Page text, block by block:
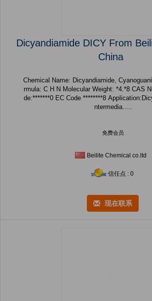
Dicyandiamide DICY From
China
Chemical Name: Dicyandiamide,
rmula: C H N Molecular Weight: *4.*8 CAS No.: *******5 HS Co
de:*******0 EC Code ********8 Application:Dicyandiamide is an i
ntermedia.....
免费会员
Beilite Chemical co.ltd
信任点 : 0
现在联系